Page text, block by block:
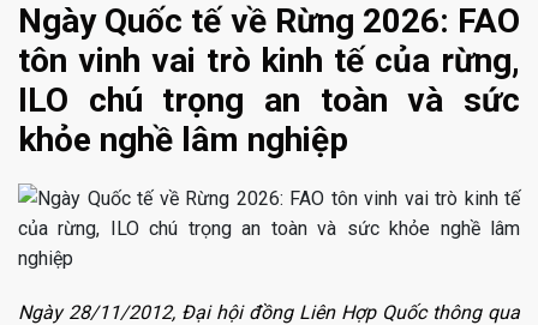
Ngày Quốc tế về Rừng 2026: FAO
tôn vinh vai trò kinh tế của rừng,
ILO chú trọng an toàn và sức
khỏe nghề lâm nghiệp
Ngày 28/11/2012, Đại hội đồng Liên Hợp Quốc thông qua